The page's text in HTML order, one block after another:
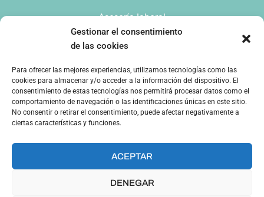
Gestionar el consentimiento
de las cookies
Para ofrecer las mejores experiencias, utilizamos tecnologías como las
cookies para almacenar y/o acceder a la información del dispositivo. El
consentimiento de estas tecnologías nos permitirá procesar datos como el
comportamiento de navegación o las identificaciones únicas en este sitio.
No consentir o retirar el consentimiento, puede afectar negativamente a
ciertas características y funciones.
ACEPTAR
DENEGAR
Asesoría laboral
C/ San Vicente Mártir 91 - 1º - Pta. 1 46007
Valencia
info@ferrerasesores.es
963.418.973